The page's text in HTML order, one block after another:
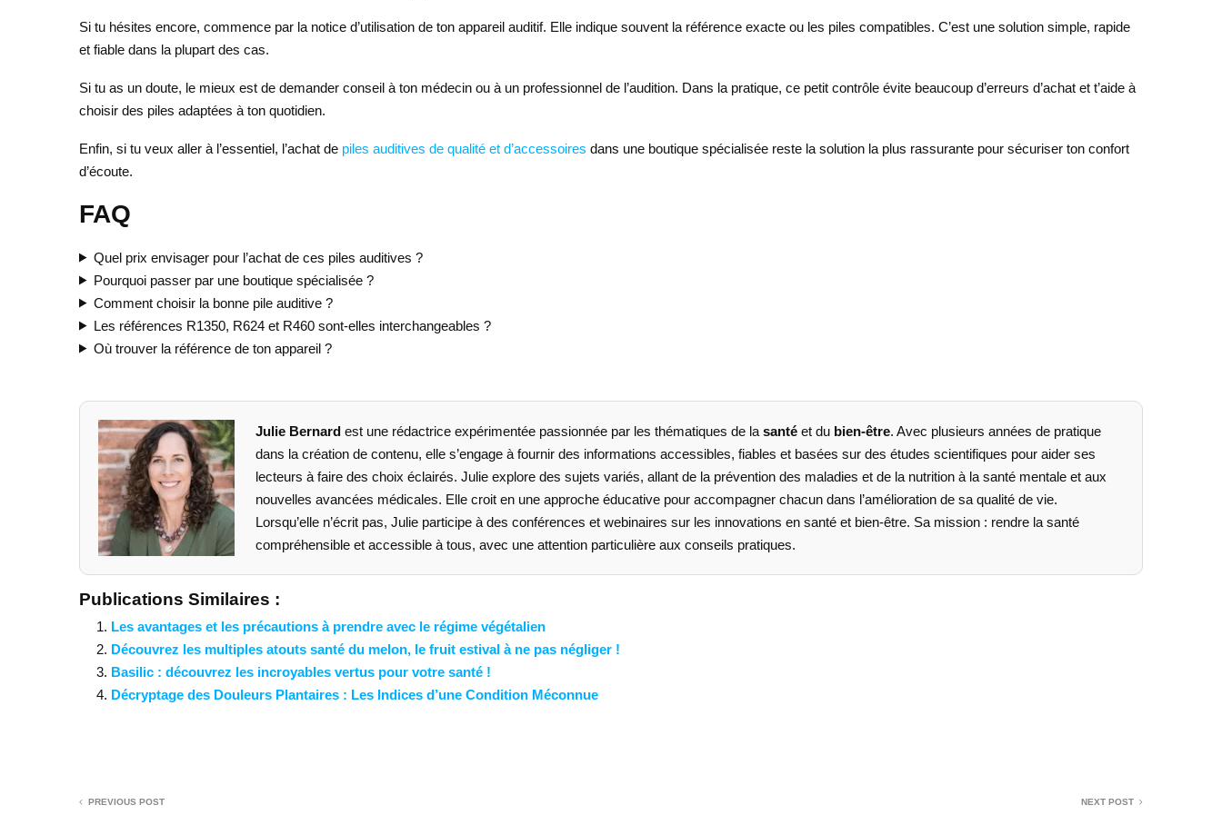
Si tu hésites encore, commence par la notice d’utilisation de ton appareil auditif. Elle indique souvent la référence exacte ou les piles compatibles. C’est une solution simple, rapide
et fiable dans la plupart des cas.
Si tu as un doute, le mieux est de demander conseil à ton médecin ou à un professionnel de l’audition. Dans la pratique, ce petit contrôle évite beaucoup d’erreurs d’achat et t’aide à
choisir des piles adaptées à ton quotidien.
Enfin, si tu veux aller à l’essentiel, l’achat de piles auditives de qualité et d’accessoires dans une boutique spécialisée reste la solution la plus rassurante pour sécuriser ton confort
d’écoute.
FAQ
Quel prix envisager pour l’achat de ces piles auditives ?
Pourquoi passer par une boutique spécialisée ?
Comment choisir la bonne pile auditive ?
Les références R1350, R624 et R460 sont-elles interchangeables ?
Où trouver la référence de ton appareil ?
Julie Bernardest une rédactrice expérimentée passionnée par les thématiques de la santéet du bien-être. Avec plusieurs années de pratique
dans la création de contenu, elle s’engage à fournir des informations accessibles, fiables et basées sur des études scientifiques pour aider ses
lecteurs à faire des choix éclairés. Julie explore des sujets variés, allant de la prévention des maladies et de la nutrition à la santé mentale et aux
nouvelles avancées médicales. Elle croit en une approche éducative pour accompagner chacun dans l’amélioration de sa qualité de vie.
Lorsqu’elle n’écrit pas, Julie participe à des conférences et webinaires sur les innovations en santé et bien-être. Sa mission : rendre la santé
compréhensible et accessible à tous, avec une attention particulière aux conseils pratiques.
Publications Similaires :
Les avantages et les précautions à prendre avec le régime végétalien
Découvrez les multiples atouts santé du melon, le fruit estival à ne pas négliger !
Basilic : découvrez les incroyables vertus pour votre santé !
Décryptage des Douleurs Plantaires : Les Indices d’une Condition Méconnue
PREVIOUS POST NEXT POST